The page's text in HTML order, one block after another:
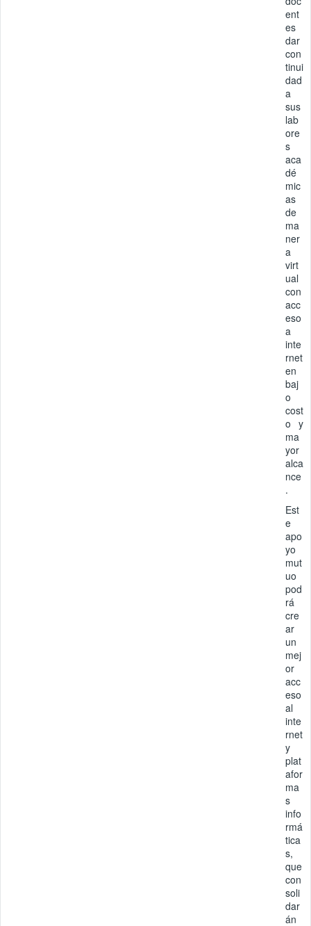
ent
es
dar
con
tinui
dad
a
sus
lab
ore
s
aca
dé
mic
as
de
ma
ner
a
virt
ual
con
acc
eso
a
inte
rnet
en
baj
o
cost
o y
ma
yor
alca
nce
.
Est
e
apo
yo
mut
uo
pod
rá
cre
ar
un
mej
or
acc
eso
al
inte
rnet
y
plat
afor
ma
s
info
rmá
tica
s,
que
con
soli
dar
án